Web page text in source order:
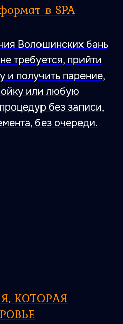
в SPA
Волошинских бань
требуется, прийти
получить парение,
или любую
без записи,
без очереди.
КОТОРАЯ